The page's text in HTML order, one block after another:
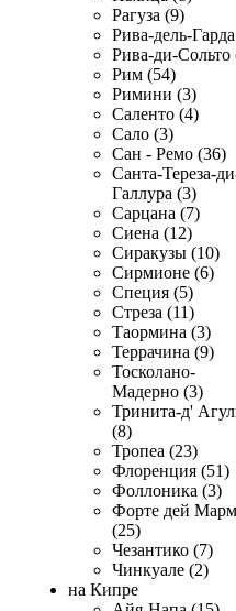
Рагуза (9)
Рива-дель-
Рива-ди-Сольто
Рим (54)
Римини (3)
Саленто (4)
Сало (3)
Сан - Ремо (36)
Санта-Тереза-
Галлура (3)
Сарцана (7)
Сиена (12)
Сиракузы (10)
Сирмионе (6)
Специя (5)
Стреза (11)
Таормина (3)
Террачина (9)
Тосколано-
Мадерно (3)
Тринита-д'
(8)
Тропеа (23)
Флоренция (51)
Фоллоника (3)
Форте дей
(25)
Чезантико (7)
Чинкуале (2)
на Кипре